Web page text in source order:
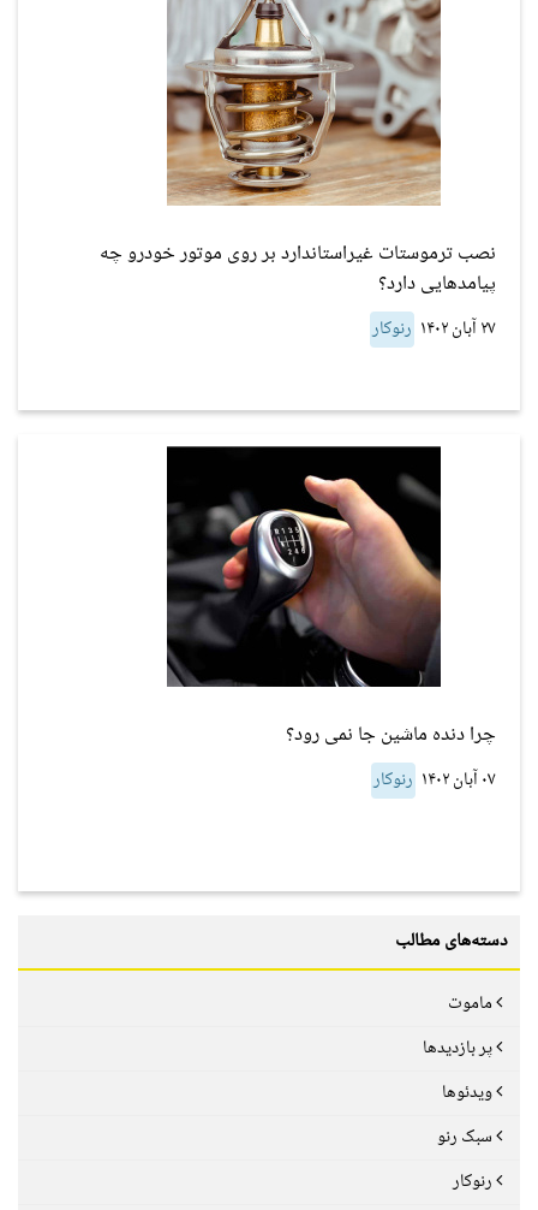
نصب ترموستات غیراستاندارد بر روی موتور خودرو چه
پیامدهایی دارد؟
۲۷ آبان ۱۴۰۲ رنوکار
چرا دنده ماشین جا نمی رود؟
۰۷ آبان ۱۴۰۲ رنوکار
دسته‌های مطالب
ماموت
پر بازدیدها
ویدئوها
سبک رنو
رنوکار